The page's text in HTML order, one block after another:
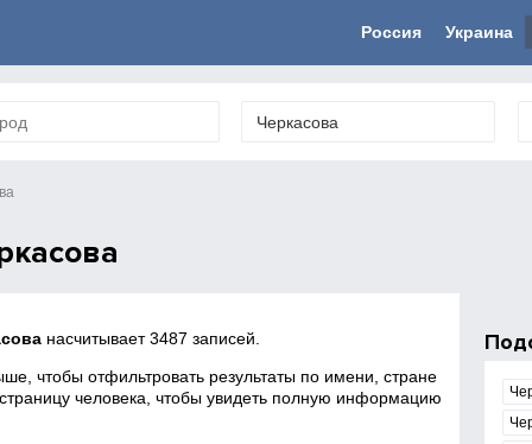
Россия Украина
насчитывает 3487 записей.
чтобы отфильтровать результаты по имени, стране
человека, чтобы увидеть полную информацию